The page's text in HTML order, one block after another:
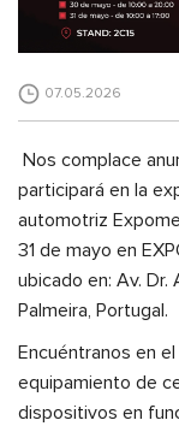
07.05.2026
Nos complace
participará en la
automotriz
31 de mayo en
ubicado en: Av.
Palmeira, Portugal.
Encuéntranos en
equipamiento de
dispositivos en